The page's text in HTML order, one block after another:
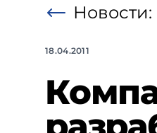
Новости:
18.04.2011